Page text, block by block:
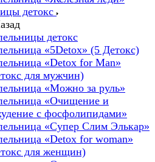
детокс
детокс
«5Detox» (5 Детокс)
«Detox for Man»
для мужчин)
«Можно за руль»
«Очищение и
с фосфолипидами»
«Супер Слим Элькар»
«Detox for woman»
для женщин)